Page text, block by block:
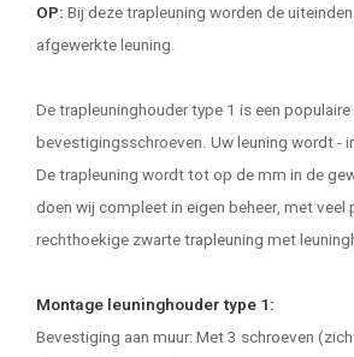
OP: Bij deze trapleuning worden de
afgewerkte leuning.
De trapleuninghouder type 1 is een
bevestigingsschroeven. Uw leuning wordt -
De trapleuning wordt tot op de mm in de
doen wij compleet in eigen beheer, met
rechthoekige zwartetrapleuning met
Montage leuninghouder type 1:
Bevestiging aan muur: Met 3 schroeven